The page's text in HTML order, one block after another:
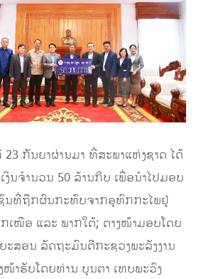
ກັນຍາຜ່ານມາ ທີ່ສະພາແຫ່ງຊາດ ໄດ້
ນຈຳນວນ 50 ລ້ານກີບ ເພື່ອນຳໄປມອບ
ນທີ່ຖືກຜົນກະທົບຈາກອຸທົກກະໄພຢູ່
ເໜືອ ແລະ ພາກໃຕ້; ຕາງໜ້າມອບໂດຍ
ະສອນ ລັດຖະມົນຕີກະຊວງພະລັງງານ
ໜ້າຮັບໂດຍທ່ານ ບຸນຕາ ເທບພະວົງ